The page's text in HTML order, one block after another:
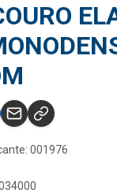
001976